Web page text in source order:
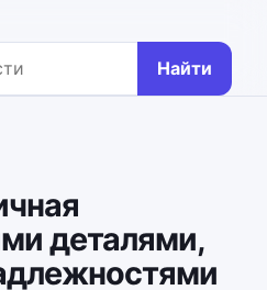
Найти
деталями,